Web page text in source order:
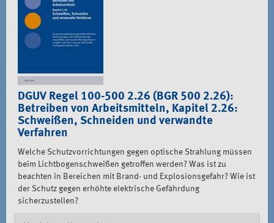
DGUV Regel 100-500 2.26 (BGR 500 2.26):
Betreiben von Arbeitsmitteln, Kapitel 2.26:
Schweißen, Schneiden und verwandte
Verfahren
Welche Schutzvorrichtungen gegen optische Strahlung müssen
beim Lichtbogenschweißen getroffen werden? Was ist zu
beachten in Bereichen mit Brand- und Explosionsgefahr? Wie ist
der Schutz gegen erhöhte elektrische Gefährdung
sicherzustellen?